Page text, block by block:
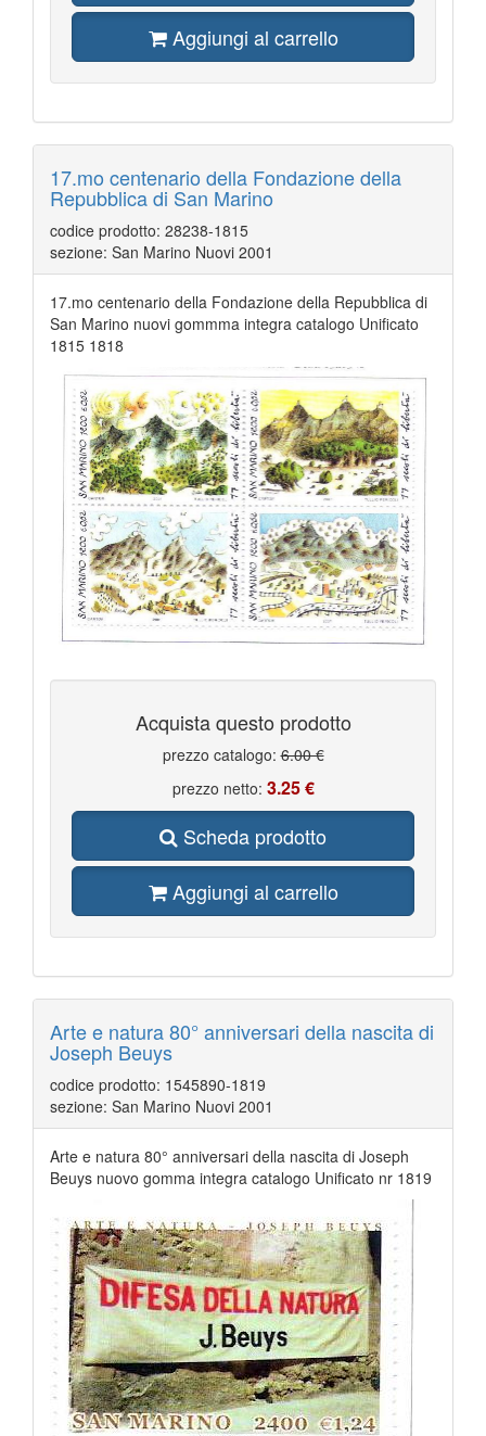
Aggiungi al carrello
17.mo centenario della Fondazione della
Repubblica di San Marino
codice prodotto: 28238-1815
sezione: San Marino Nuovi 2001
17.mo centenario della Fondazione della Repubblica di
San Marino nuovi gommma integra catalogo Unificato
1815 1818
Acquista questo prodotto
prezzo catalogo:6.00 €
prezzo netto: 3.25 €
Scheda prodotto
Aggiungi al carrello
Arte e natura 80° anniversari della nascita di
Joseph Beuys
codice prodotto: 1545890-1819
sezione: San Marino Nuovi 2001
Arte e natura 80° anniversari della nascita di Joseph
Beuys nuovo gomma integra catalogo Unificato nr 1819